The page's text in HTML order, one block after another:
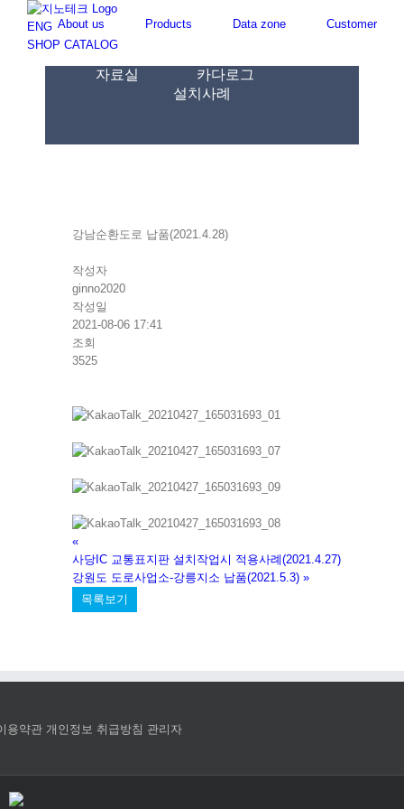
content
About us Products Data zone Customer
ENG
SHOP CATALOG
자료실
카다로그
설치사례
강남순환도로 납품(2021.4.28)
작성자
ginno2020
작성일
2021-08-06 17:41
조회
3525
«
사당IC 교통표지판 설치작업시 적용사례(2021.4.27)
강원도 도로사업소-강릉지소 납품(2021.5.3) »
목록보기
용약관 개인정보 취급방침 관리자